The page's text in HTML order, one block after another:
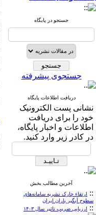
جستجو در پایگاه
جستجوی پیشرفته
دریافت اطلاعات پایگاه
نشانی پست الکترونیک
خود را برای دریافت
اطلاعات و اخبار پایگاه،
در کادر زیر وارد کنید.
آخرین مطالب بخش
:: ارتقاء چارک نشریه سامانه‌های
سطوح آبگیر باران ایران
:: ارزیابی ضریب تاثیر سال ۱۴۰۳